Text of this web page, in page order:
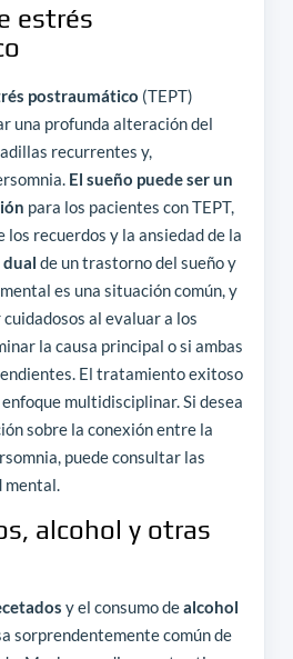
estrés
postraumático (TEPT)
una profunda alteración del
recurrentes y,
El sueño puede ser un
para los pacientes con TEPT,
los recuerdos y la ansiedad de la
de un trastorno del sueño y
es una situación común, y
al evaluar a los
la causa principal o si ambas
El tratamiento exitoso
multidisciplinar. Si desea
sobre la conexión entre la
puede consultar las
mental.
alcohol y otras
y el consumo dealcohol
sorprendentemente común de